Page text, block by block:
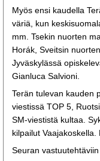
Myös ensi kaudella
väriä, kun
mm. Tsekin nuorten
Horák, Sveitsin
Jyväskylässä
Gianluca Salvioni.
Terän tulevan kauden
viestissä TOP 5,
SM-viestistä kultaa.
kilpailut
Seuran